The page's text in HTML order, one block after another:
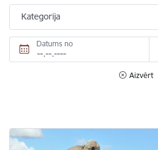
Kategorija
Datums no
Aizvērt